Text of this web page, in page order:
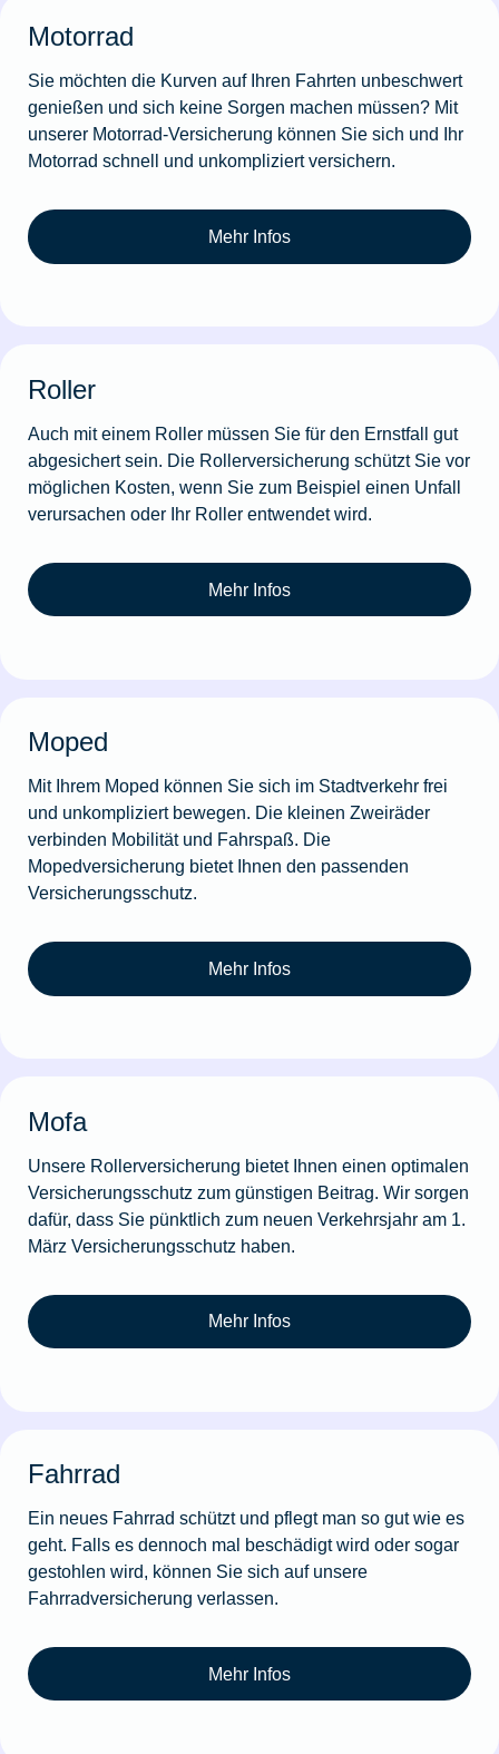
Motorrad
Sie möchten die Kurven auf Ihren Fahrten unbeschwert
genießen und sich keine Sorgen machen müssen? Mit
unserer Motorrad-Versicherung können Sie sich und Ihr
Motorrad schnell und unkompliziert versichern.
Mehr Infos
Roller
Auch mit einem Roller müssen Sie für den Ernstfall gut
abgesichert sein. Die Rollerversicherung schützt Sie vor
möglichen Kosten, wenn Sie zum Beispiel einen Unfall
verursachen oder Ihr Roller entwendet wird.
Mehr Infos
Moped
Mit Ihrem Moped können Sie sich im Stadtverkehr frei
und unkompliziert bewegen. Die kleinen Zweiräder
verbinden Mobilität und Fahrspaß. Die
Mopedversicherung bietet Ihnen den passenden
Versicherungsschutz.
Mehr Infos
Mofa
Unsere Rollerversicherung bietet Ihnen einen optimalen
Versicherungsschutz zum günstigen Beitrag. Wir sorgen
dafür, dass Sie pünktlich zum neuen Verkehrsjahr am 1.
März Versicherungsschutz haben.
Mehr Infos
Fahrrad
Ein neues Fahrrad schützt und pflegt man so gut wie es
geht. Falls es dennoch mal beschädigt wird oder sogar
gestohlen wird, können Sie sich auf unsere
Fahrradversicherung verlassen.
Mehr Infos